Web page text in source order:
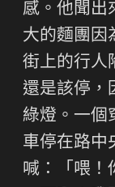
感。他聞出
大的麵團因
街上的行人
還是該停，
綠燈。一個
車停在路中
喊：「喂！